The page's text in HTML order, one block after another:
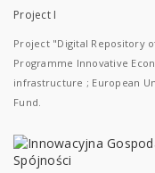
Project I
Project "Digital Repository
Programme Innovative
infrastructure ; European
Fund.